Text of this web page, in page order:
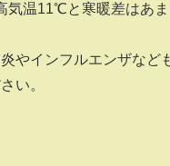
温11℃と寒暖差はあま
やインフルエンザなど
い。